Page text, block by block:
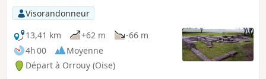
Visorandonneur
13,41 km
+62 m
-66 m
4h 00
Moyenne
Départ à Orrouy (Oise)